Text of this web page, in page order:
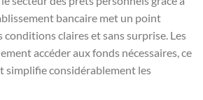
bancaire met un point
conditions claires et sans surprise. Les
accéder aux fonds nécessaires, ce
simplifie considérablement les